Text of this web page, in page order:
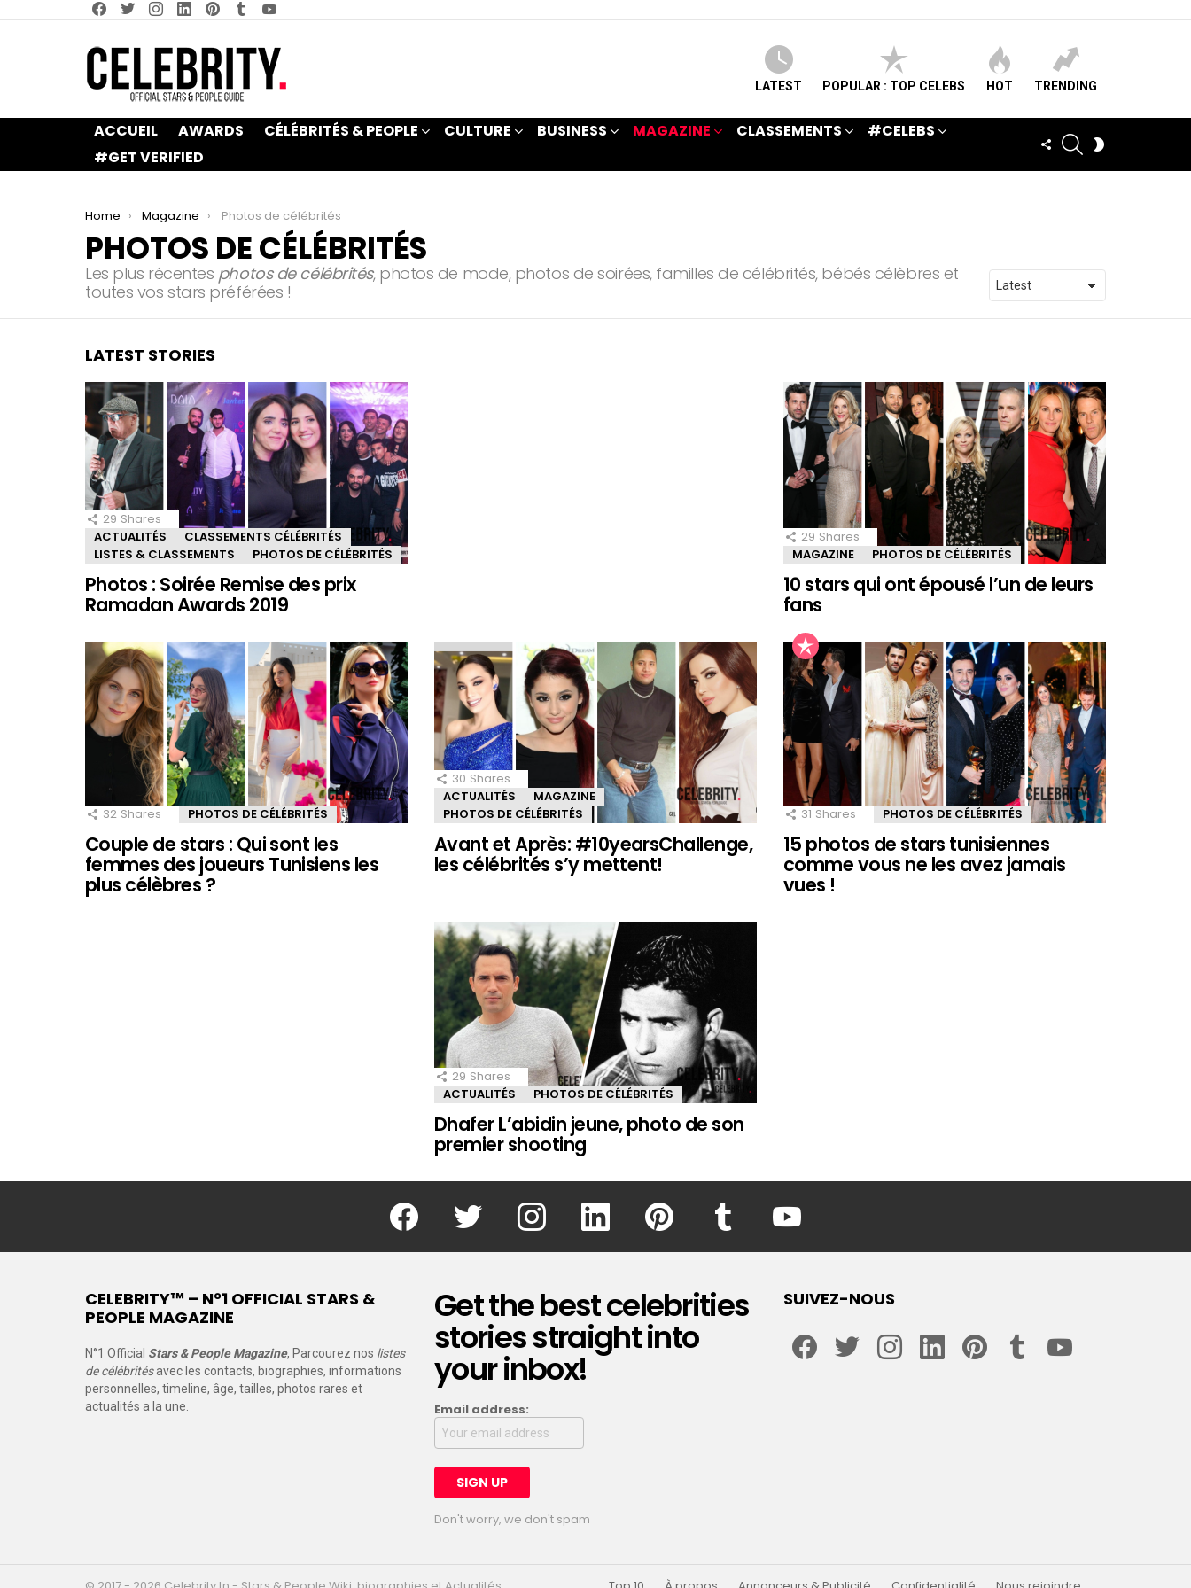
LATEST POPULAR : TOP CELEBS HOT TRENDING
ACCUEIL AWARDS CÉLÉBRITÉS & PEOPLE CULTURE BUSINESS MAGAZINE CLASSEMENTS
#CELEBS
#GET VERIFIED
FOLLOWSEARCH
You are here:
Home Magazine Photos de célébrités
PHOTOS DE CÉLÉBRITÉS
Les plus récentes photos de célébrités, photos de mode, photos de soirées, familles de célébrités, bébés célèbres et
toutes vos stars préférées !
LATEST STORIES
29 Shares
ACTUALITÉS
CLASSEMENTS CÉLÉBRITÉS
LISTES & CLASSEMENTS
PHOTOS DE CÉLÉBRITÉS
Photos : Soirée Remise des prix
Ramadan Awards 2019
29 Shares
MAGAZINE
PHOTOS DE CÉLÉBRITÉS
10 stars qui ont épousé l’un de leurs
fans
32 Shares PHOTOS DE CÉLÉBRITÉS
Couple de stars : Qui sont les
femmes des joueurs Tunisiens les
plus célèbres ?
30 Shares
ACTUALITÉS
MAGAZINE
PHOTOS DE CÉLÉBRITÉS
Avant et Après: #10yearsChallenge,
les célébrités s’y mettent!
31 Shares PHOTOS DE CÉLÉBRITÉS
15 photos de stars tunisiennes
comme vous ne les avez jamais
vues !
29 Shares
ACTUALITÉS
PHOTOS DE CÉLÉBRITÉS
Dhafer L’abidin jeune, photo de son
premier shooting
facebook twitter instagram linkedin pinterest youtube
CELEBRITY™ – N°1 OFFICIAL STARS &
PEOPLE MAGAZINE
N°1 Official Stars & People Magazine, Parcourez nos listes
de célébritésavec les contacts, biographies, informations
personnelles, timeline, âge, tailles, photos rares et
actualités a la une.
Get the best celebrities
stories straight into
your inbox!
Email address:
Don't worry, we don't spam
SUIVEZ-NOUS